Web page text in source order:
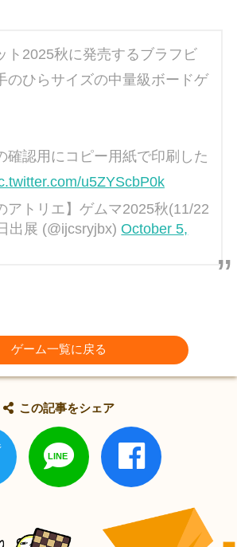
ト2025秋に発売するブラフビ
のひらサイズの中量級ボードゲ
確認用にコピー用紙で印刷した
u5ZYScbP0k
トリエ】ゲムマ2025秋(11/22
出展 (@ijcsryjbx)October 5,
ゲーム一覧に戻る
この記事をシェア